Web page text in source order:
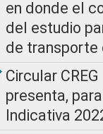
en donde el
del estudio
de transporte
Circular
presenta,
Indicativa